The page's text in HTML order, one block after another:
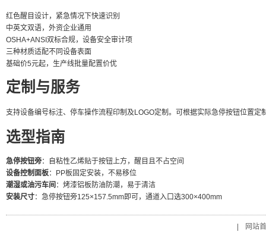
红色醒目设计，紧急情况下快速识别
中英文双语，外资企业通用
OSHA+ANSI双标合规，设备安全审计项
三种材质适配不同设备表面
基础价5元起，生产线批量配置价优
定制与服务
支持设备编号标注、停车操作流程印制及LOGO定制。可根据实际急停按钮位置
选型指南
急停按钮旁：自粘性乙烯贴于按钮上方，醒目且不占空间
设备控制面板：PP板固定安装，不易移位
潮湿或油污车间 ：烤漆铝板防油防潮，易于清洁
安装尺寸：急停按钮旁125×157.5mm即可，通道入口选300×400mm
| 网站